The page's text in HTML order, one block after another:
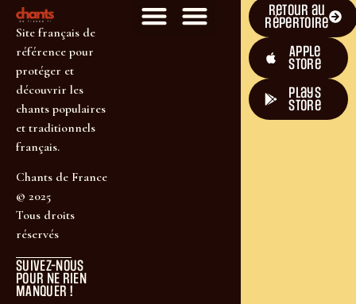
Site français de
référence pour
protéger et
découvrir les
chants populaires
et traditionnels
français.
Chants de France
© 2025
Tous droits
réservés
SUIVEZ-NOUS
POUR NE RIEN
MANQUER !
Retour au
répertoire
Apple
Store
plays
store